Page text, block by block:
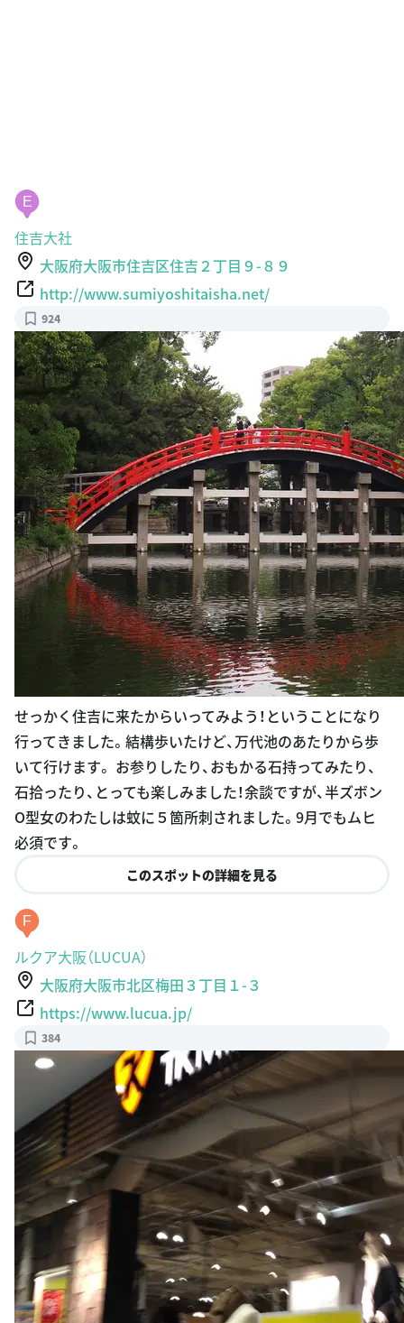
E
住吉大社
大阪府大阪市住吉区住吉２丁目９-８９
http://www.sumiyoshitaisha.net/
924
せっかく住吉に来たからいってみよう！ということになり
行ってきました。結構歩いたけど、万代池のあたりから歩
いて行けます。 お参りしたり、おもかる石持ってみたり、
石拾ったり、とっても楽しみました！余談ですが、半ズボン
O型女のわたしは蚊に５箇所刺されました。9月でもムヒ
必須です。
このスポットの詳細を見る
F
ルクア大阪（LUCUA）
大阪府大阪市北区梅田３丁目１-３
https://www.lucua.jp/
384